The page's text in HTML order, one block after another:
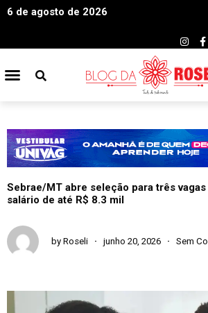
6 de agosto de 2026
Sebrae/MT abre seleção para três
salário de até R$ 8.3 mil
by Roseli junho 20, 2026 Sem